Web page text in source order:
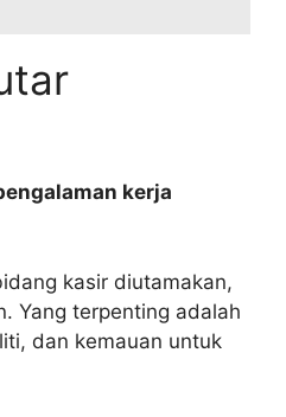
kerja
kasir diutamakan,
Yang terpenting adalah
dan kemauan untuk